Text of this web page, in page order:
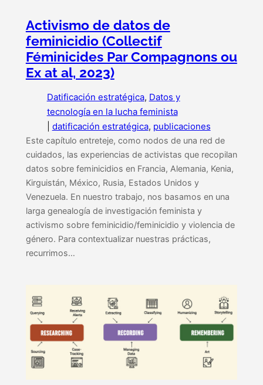
Activismo de datos de
feminicidio (Collectif
Féminicides Par Compagnons ou
Ex at al, 2023)
Datificación estratégica, Datos y
tecnología en la lucha feminista
datificación estratégica, publicaciones
Este capítulo entreteje, como nodos de una red de
cuidados, las experiencias de activistas que recopilan
datos sobre feminicidios en Francia, Alemania, Kenia,
Kirguistán, México, Rusia, Estados Unidos y
Venezuela. En nuestro trabajo, nos basamos en una
larga genealogía de investigación feminista y
activismo sobre feminicidio/feminicidio y violencia de
género. Para contextualizar nuestras prácticas,
recurrimos…